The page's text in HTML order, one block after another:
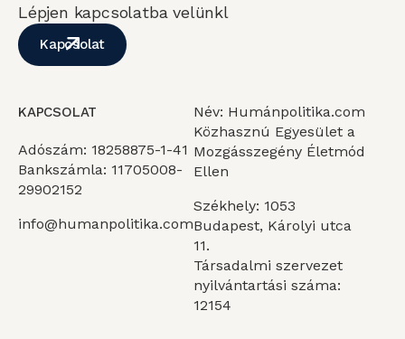
Lépjen kapcsolatba velünkl
Kapcsolat
KAPCSOLAT
Adószám: 18258875-1-41
Bankszámla: 11705008-
29902152
info@humanpolitika.com
Név: Humánpolitika.com
Közhasznú Egyesület a
Mozgásszegény Életmód
Ellen
Székhely: 1053
Budapest, Károlyi utca
11.
Társadalmi szervezet
nyilvántartási száma:
12154